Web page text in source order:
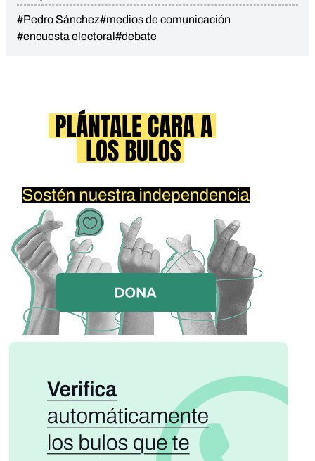
#Pedro Sánchez#medios de comunicación
#encuesta electoral#debate